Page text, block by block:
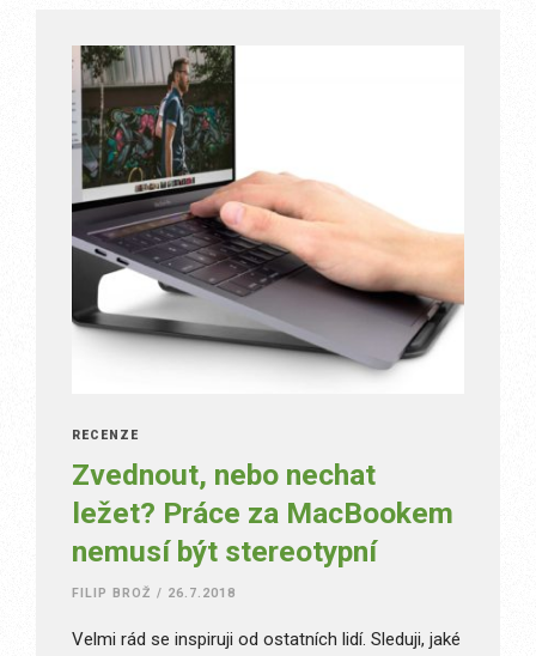
RECENZE
Zvednout, nebo nechat
ležet? Práce za MacBookem
nemusí být stereotypní
FILIP BROŽ / 26.7.2018
Velmi rád se inspiruji od ostatních lidí. Sleduji, jaké